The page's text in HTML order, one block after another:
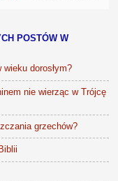
POSTÓW W
dorosłym?
nie wierząc w Trójcę
grzechów?